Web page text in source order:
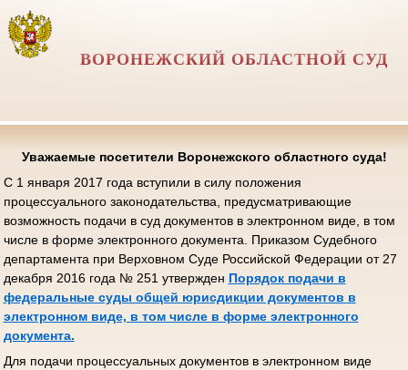
ВОРОНЕЖСКИЙ ОБЛАСТНОЙ СУД
Уважаемые посетители Воронежского областного суда!
С 1 января 2017 года вступили в силу положения
процессуального законодательства, предусматривающие
возможность подачи в суд документов в электронном виде, в том
числе в форме электронного документа. Приказом Судебного
департамента при Верховном Суде Российской Федерации от 27
декабря 2016 года № 251 утвержден Порядок подачи в
федеральные суды общей юрисдикции документов в
электронном виде, в том числе в форме электронного
документа.
Для подачи процессуальных документов в электронном виде